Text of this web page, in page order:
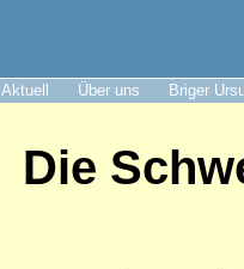
Aktuell Über uns Briger
Die